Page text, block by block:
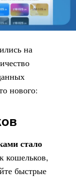
на
нового:
стало
кошельков,
быстрые